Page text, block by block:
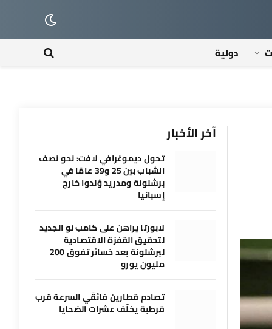
دولية
آخر الأخبار
تحول ديموغرافي لافت: نحو نصف
الشباب بين 25 و39 عامًا في
برشلونة ومدريد وُلدوا خارج
إسبانيا
لابورتا يراهن على كامب نو الجديد
لتحقيق القفزة الاقتصادية
لبرشلونة بعد خسائر تفوق 200
مليون يورو
تصادم قطارين فائقَي السرعة قرب
قرطبة يخلّف عشرات الضحايا